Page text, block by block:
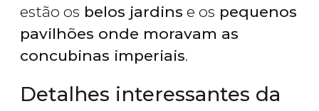
estão os belos jardins e os pequenos
pavilhões onde moravam as
concubinas imperiais.
Detalhes interessantes da